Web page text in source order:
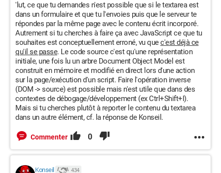
	</div>
	<div id=menu></div>
	<div class=barre>
		<div id=startmenu>
		<a id=boutondemarrer href="javascript:
afficher()"><img src="startmenu.png" alt="Menu
démarrer" /></a>
		</div>
		<div id=fenetresouvertes>
			<a href="javascript:
alt="Notepad"/></a>
		</div>
</body>
'lut, ce que tu demandes n'est possible que si le textarea est
dans un formulaire et que tu l'envoies puis que le serveur te
répondes par la même page avec le contenu écrit incorporé.
Autrement si tu cherches à faire ça avec JavaScript ce que tu
souhaites est conceptuellement erroné, vu quec'est déjà ce
qu'il se passe. Le code source c'est qu'une représentation
initiale, une fois lu un arbre Document Object Model est
construit en mémoire et modifié en direct lors d'une action
sur la page/exécution d'un script. Faire l'opération inverse
(DOM -> source) est possible mais n'est utile que dans des
contextes de débogage/développement (ex Ctrl+Shift+I).
Mais si tu cherches plutôt à reporter le contenu du textarea
dans un autre élément, cf. la réponse de Konseil.
Commenter 0
Konseil 434